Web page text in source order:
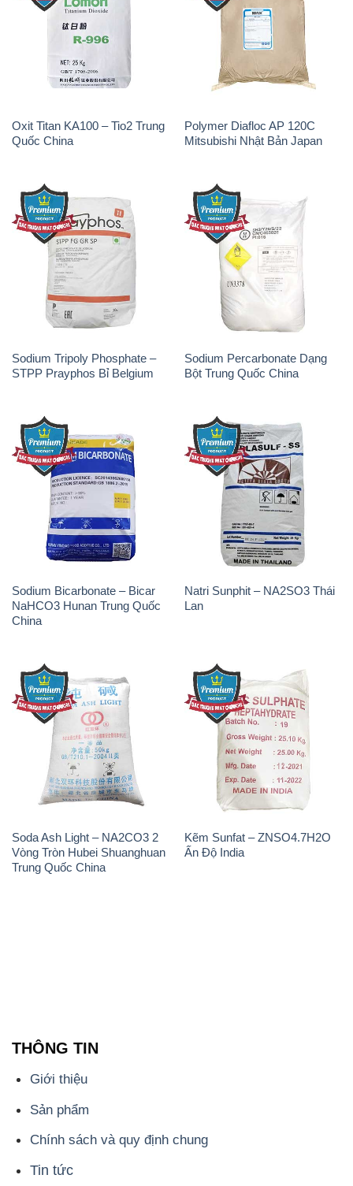
Oxit Titan KA100 – Tio2 Trung
Quốc China
Polymer Diafloc AP 120C
Mitsubishi Nhật Bản Japan
Sodium Tripoly Phosphate –
STPP Prayphos Bỉ Belgium
Sodium Percarbonate Dạng
Bột Trung Quốc China
Sodium Bicarbonate – Bicar
NaHCO3 Hunan Trung Quốc
China
Natri Sunphit – NA2SO3 Thái
Lan
Soda Ash Light – NA2CO3 2
Vòng Tròn Hubei Shuanghuan
Trung Quốc China
Kẽm Sunfat – ZNSO4.7H2O
Ấn Độ India
THÔNG TIN
Giới thiệu
Sản phẩm
Chính sách và quy định chung
Tin tức